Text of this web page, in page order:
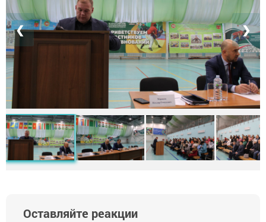
❮ ❯
Оставляйте реакции